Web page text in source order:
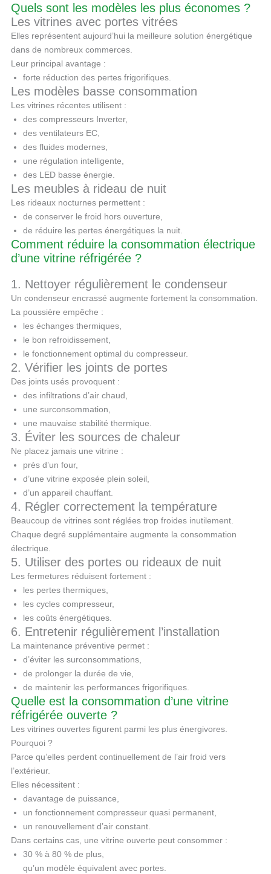
Quels sont les modèles les plus économes ?
Les vitrines avec portes vitrées
Elles représentent aujourd’hui la meilleure solution énergétique
dans de nombreux commerces.
Leur principal avantage :
forte réduction des pertes frigorifiques.
Les modèles basse consommation
Les vitrines récentes utilisent :
des compresseurs Inverter,
des ventilateurs EC,
des fluides modernes,
une régulation intelligente,
des LED basse énergie.
Les meubles à rideau de nuit
Les rideaux nocturnes permettent :
de conserver le froid hors ouverture,
de réduire les pertes énergétiques la nuit.
Comment réduire la consommation électrique
d’une vitrine réfrigérée ?
1. Nettoyer régulièrement le condenseur
Un condenseur encrassé augmente fortement la consommation.
La poussière empêche :
les échanges thermiques,
le bon refroidissement,
le fonctionnement optimal du compresseur.
2. Vérifier les joints de portes
Des joints usés provoquent :
des infiltrations d’air chaud,
une surconsommation,
une mauvaise stabilité thermique.
3. Éviter les sources de chaleur
Ne placez jamais une vitrine :
près d’un four,
d’une vitrine exposée plein soleil,
d’un appareil chauffant.
4. Régler correctement la température
Beaucoup de vitrines sont réglées trop froides inutilement.
Chaque degré supplémentaire augmente la consommation
électrique.
5. Utiliser des portes ou rideaux de nuit
Les fermetures réduisent fortement :
les pertes thermiques,
les cycles compresseur,
les coûts énergétiques.
6. Entretenir régulièrement l’installation
La maintenance préventive permet :
d’éviter les surconsommations,
de prolonger la durée de vie,
de maintenir les performances frigorifiques.
Quelle est la consommation d’une vitrine
réfrigérée ouverte ?
Les vitrines ouvertes figurent parmi les plus énergivores.
Pourquoi ?
Parce qu’elles perdent continuellement de l’air froid vers
l’extérieur.
Elles nécessitent :
davantage de puissance,
un fonctionnement compresseur quasi permanent,
un renouvellement d’air constant.
Dans certains cas, une vitrine ouverte peut consommer :
30 % à 80 % de plus,
qu’un modèle équivalent avec portes.